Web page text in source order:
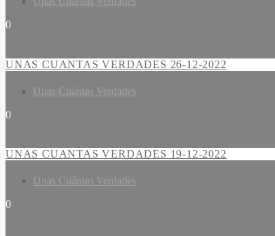
0
UNAS CUANTAS VERDADES 26-12-2022
Unas Cuántas Verdades
0
UNAS CUANTAS VERDADES 19-12-2022
Unas Cuántas Verdades
0